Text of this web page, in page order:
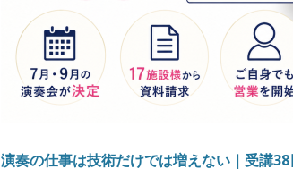
演奏の仕事は技術だけでは増えない｜受講